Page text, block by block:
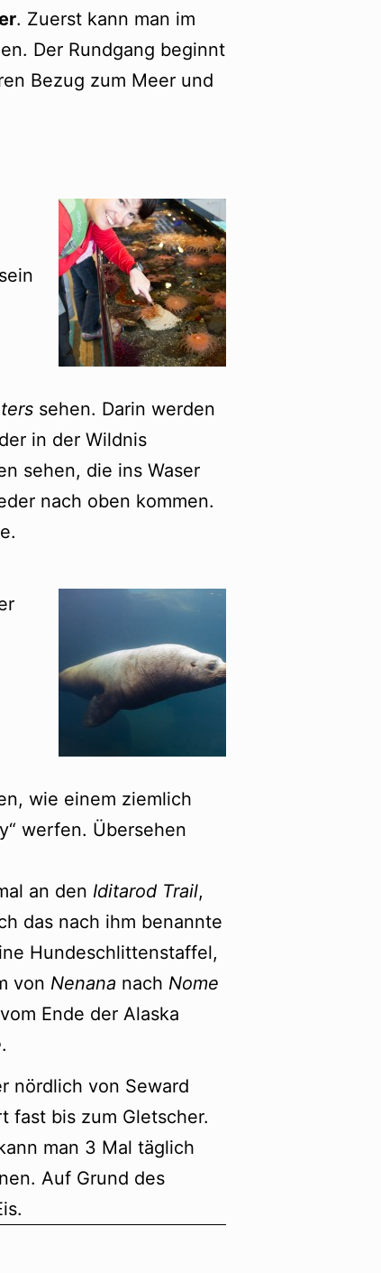
. Zuerst kann man im
Der Rundgang beginnt
Bezug zum Meer und
sehen. Darin werden
in der Wildnis
sehen, die ins Waser
nach oben kommen.
wie einem ziemlich
werfen. Übersehen
an den Iditarod Trail,
das nach ihm benannte
Hundeschlittenstaffel,
von Nenana nach Nome
Ende der Alaska
.
nördlich von Seward
fast bis zum Gletscher.
man 3 Mal täglich
Auf Grund des